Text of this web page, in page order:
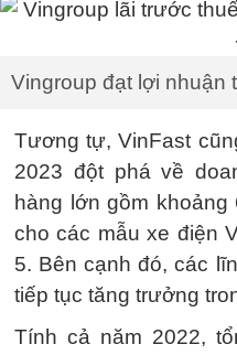
Vingroup đạt lợi nhuận
Tương tự, VinFast
2023 đột phá về
hàng lớn gồm
cho các mẫu xe điện
5. Bên cạnh đó, các
tiếp tục tăng trưởng
Tính cả năm 2022,